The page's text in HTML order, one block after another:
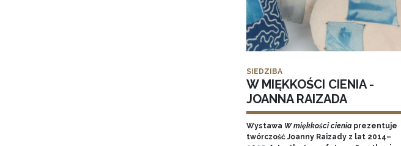
SIEDZIBA
W MIĘKKOŚCI CIENIA -
JOANNA RAIZADA
Wystawa W miękkości cieniaprezentuje
twórczość Joanny Raizady z lat 2014–